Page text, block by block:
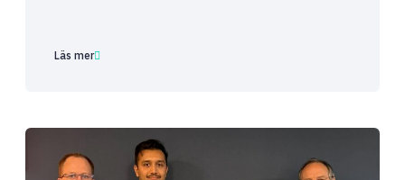
Läs mer